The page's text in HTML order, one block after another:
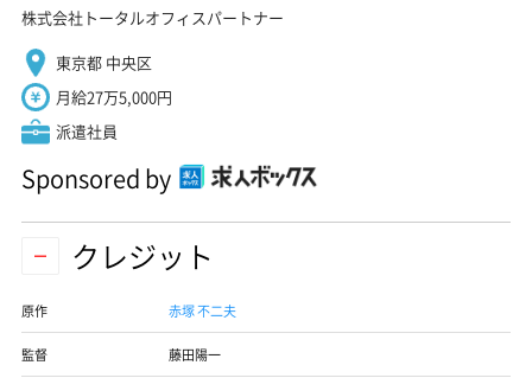
株式会社トータルオフィスパートナー
東京都 中央区
月給27万5,000円
派遣社員
Sponsored by
クレジット
原作 赤塚 不二夫
監督 藤田陽一